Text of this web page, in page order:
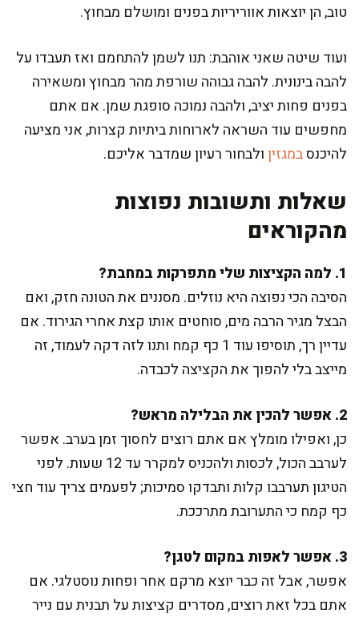
טוב, הן יוצאות אווריריות בפנים ומושלם מבחוץ.
ועוד שיטה שאני אוהבת: תנו לשמן להתחמם ואז תעבדו על
להבה בינונית. להבה גבוהה שורפת מהר מבחוץ ומשאירה
בפנים פחות יציב, ולהבה נמוכה סופגת שמן. אם אתם
מחפשים עוד השראה לארוחות ביתיות קצרות, אני מציעה
להיכנסבמגזיןולבחור רעיון שמדבר אליכם.
שאלות ותשובות נפוצות
מהקוראים
1. למה הקציצות שלי מתפרקות במחבת?
הסיבה הכי נפוצה היא נוזלים. מסננים את הטונה חזק, ואם
הבצל מגיר הרבה מים, סוחטים אותו קצת אחרי הגירוד. אם
עדיין רך, תוסיפו עוד 1 כף קמח ותנו לזה דקה לעמוד, זה
מייצב בלי להפוך את הקציצה לכבדה.
2. אפשר להכין את הבלילה מראש?
כן, ואפילו מומלץ אם אתם רוצים לחסוך זמן בערב. אפשר
לערבב הכול, לכסות ולהכניס למקרר עד 12 שעות. לפני
הטיגון תערבבו קלות ותבדקו סמיכות; לפעמים צריך עוד חצי
כף קמח כי התערובת מתרככת.
3. אפשר לאפות במקום לטגן?
אפשר, אבל זה כבר יוצא מרקם אחר ופחות נוסטלגי. אם
אתם בכל זאת רוצים, מסדרים קציצות על תבנית עם נייר